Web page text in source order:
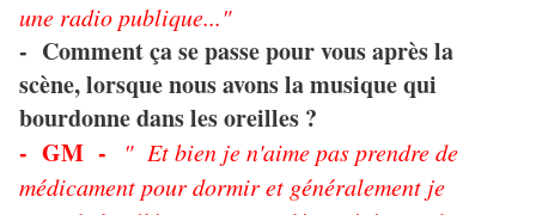
une radio publique..."
- Comment ça se passe pour vous après la
scène, lorsque nous avons la musique qui
bourdonne dans les oreilles ?
- GM -
" Et bien je n'aime pas prendre de
médicament pour dormir et généralement je